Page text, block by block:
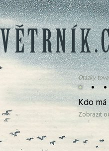
• • •
Otázky
Kdo
Zobrazit